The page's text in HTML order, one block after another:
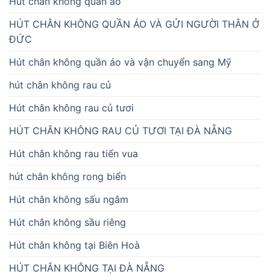
HÚT CHÂN KHÔNG QUẦN ÁO VÀ GỬI NGƯỜI THÂN Ở
ĐỨC
Hút chân không quần áo và vận chuyển sang Mỹ
hút chân không rau củ
Hút chân không rau củ tươi
HÚT CHÂN KHÔNG RAU CỦ TƯƠI TẠI ĐÀ NẴNG
Hút chân không rau tiến vua
hút chân không rong biển
Hút chân không sấu ngâm
Hút chân không sầu riêng
Hút chân không tại Biên Hoà
HÚT CHÂN KHÔNG TẠI ĐÀ NẴNG